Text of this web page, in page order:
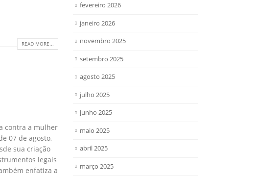
READ MORE...
contra a mulher
07 de agosto,
sua criação
legais
enfatiza a
fevereiro 2026
janeiro 2026
novembro 2025
setembro 2025
agosto 2025
julho 2025
junho 2025
maio 2025
abril 2025
março 2025